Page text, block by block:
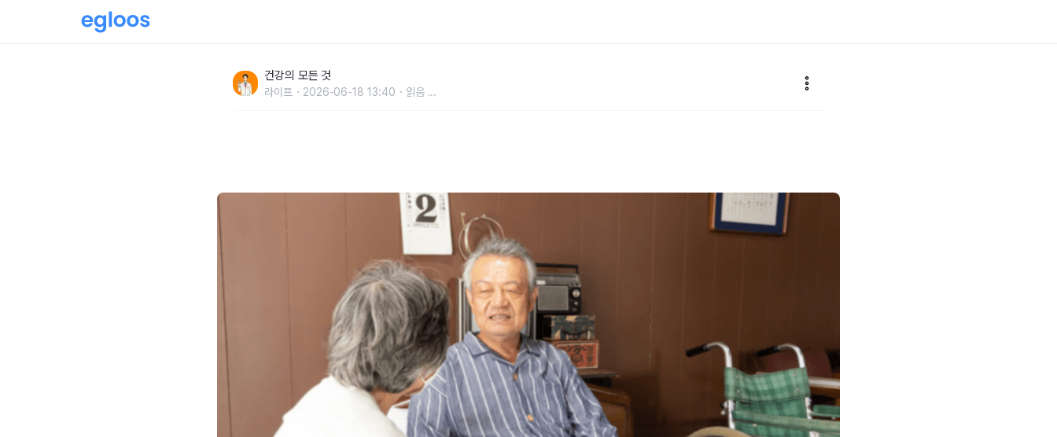
건강의 모든 것
라이프 2026-06-18 13:40 읽음 ...